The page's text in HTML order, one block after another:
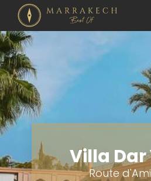
Villa Dar
Route